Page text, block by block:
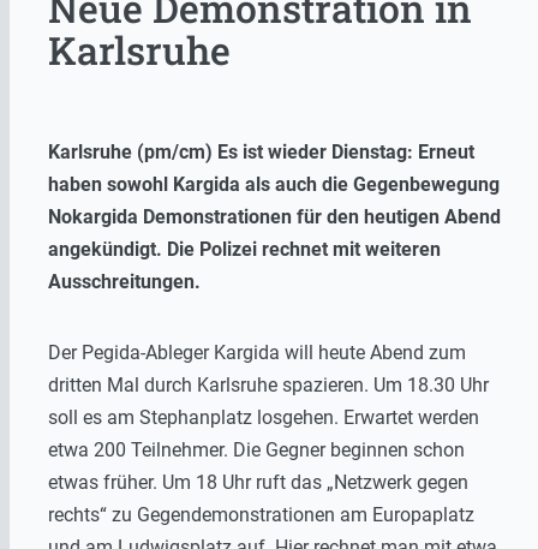
Karlsruhe
Karlsruhe (pm/cm) Es ist wieder Dienstag: Erneut
haben sowohl Kargida als auch die Gegenbewegung
Nokargida Demonstrationen für den heutigen Abend
angekündigt. Die Polizei rechnet mit weiteren
Ausschreitungen.
Der Pegida-Ableger Kargida will heute Abend zum
dritten Mal durch Karlsruhe spazieren. Um 18.30 Uhr
soll es am Stephanplatz losgehen. Erwartet werden
etwa 200 Teilnehmer. Die Gegner beginnen schon
etwas früher. Um 18 Uhr ruft das „Netzwerk gegen
rechts“ zu Gegendemonstrationen am Europaplatz